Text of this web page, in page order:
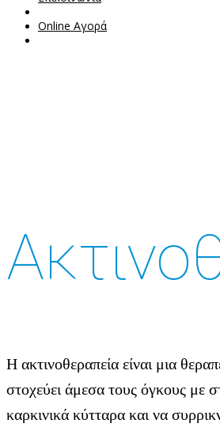
Online Αγορά
Η ακτινοθεραπεία είναι μια
στοχεύει άμεσα τους όγκους με
καρκινικά κύτταρα και να